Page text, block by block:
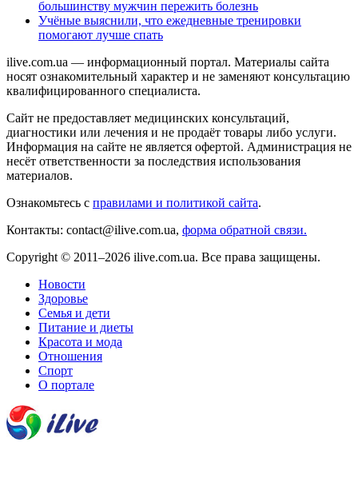
большинству мужчин пережить болезнь
Учёные выяснили, что ежедневные тренировки
помогают лучше спать
ilive.com.ua — информационный портал. Материалы сайта
носят ознакомительный характер и не заменяют консультацию
квалифицированного специалиста.
Сайт не предоставляет медицинских консультаций,
диагностики или лечения и не продаёт товары либо услуги.
Информация на сайте не является офертой. Администрация не
несёт ответственности за последствия использования
материалов.
Ознакомьтесь с правилами и политикой сайта.
Контакты: contact@ilive.com.ua, форма обратной связи.
Copyright © 2011–2026 ilive.com.ua. Все права защищены.
Новости
Здоровье
Семья и дети
Питание и диеты
Красота и мода
Отношения
Спорт
О портале